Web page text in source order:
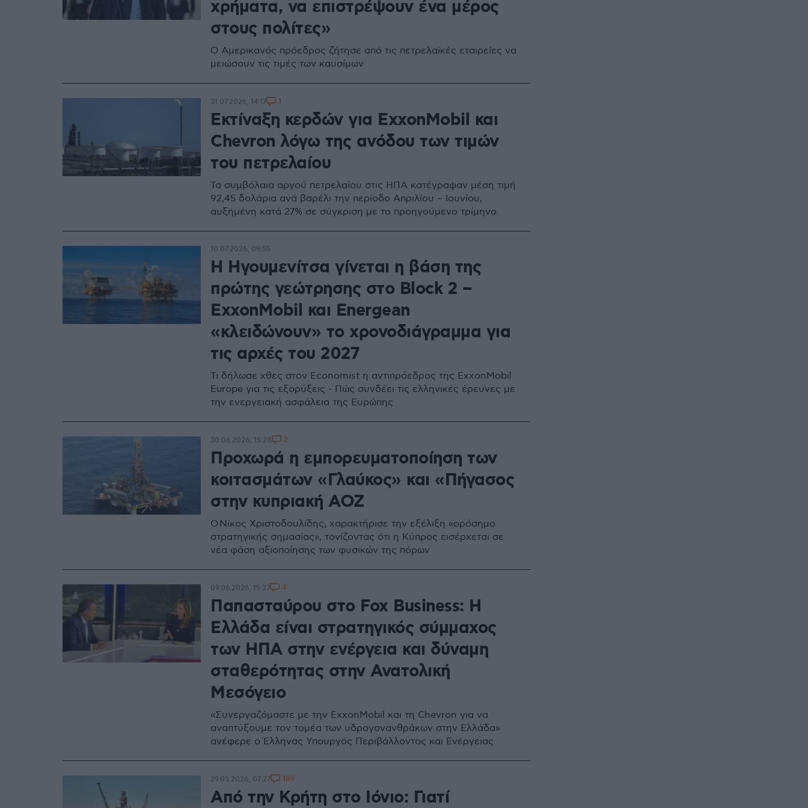
χρήματα, να επιστρέψουν ένα μέρος
στους πολίτες»
Ο Αμερικανός πρόεδρος ζήτησε από τις πετρελαϊκές εταιρείες να
μειώσουν τις τιμές των καυσίμων
Εκτίναξη κερδών για ExxonMobil και
Chevron λόγω της ανόδου των τιμών
του πετρελαίου
Τα συμβόλαια αργού πετρελαίου στις ΗΠΑ κατέγραψαν μέση τιμή
92,45 δολάρια ανά βαρέλι την περίοδο Απριλίου – Ιουνίου,
αυξημένη κατά 27% σε σύγκριση με το προηγούμενο τρίμηνο
31.07.2026, 14:17 1
H Ηγουμενίτσα γίνεται η βάση της
πρώτης γεώτρησης στο Block 2 –
ExxonMobil και Energean
«κλειδώνουν» το χρονοδιάγραμμα για
τις αρχές του 2027
Τι δήλωσε χθες στον Economist η αντιπρόεδρος της ExxonMobil
Europe για τις εξορύξεις - Πώς συνδέει τις ελληνικές έρευνες με
την ενεργειακή ασφάλεια της Ευρώπης
10.07.2026, 09:55
Προχωρά η εμπορευματοποίηση των
κοιτασμάτων «Γλαύκος» και «Πήγασος
στην κυπριακή ΑΟΖ
Ο Νίκος Χριστοδουλίδης, χαρακτήρισε την εξέλιξη «ορόσημο
στρατηγικής σημασίας», τονίζοντας ότι η Κύπρος εισέρχεται σε
νέα φάση αξιοποίησης των φυσικών της πόρων
30.06.2026, 15:28 2
Παπασταύρου στο Fox Business: H
Ελλάδα είναι στρατηγικός σύμμαχος
των ΗΠΑ στην ενέργεια και δύναμη
σταθερότητας στην Ανατολική
Μεσόγειο
«Συνεργαζόμαστε με την ExxonMobil και τη Chevron για να
αναπτύξουμε τον τομέα των υδρογονανθράκων στην Ελλάδα»
ανέφερε ο Έλληνας Υπουργός Περιβάλλοντος και Ενέργειας
09.06.2026, 15:37 4
Από την Κρήτη στο Ιόνιο: Γιατί
29.05.2026, 07:27 189